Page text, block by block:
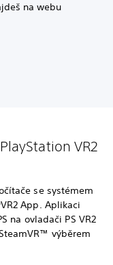
na webu
VR2
se systémem
App. Aplikaci
na ovladači PS VR2
výběrem